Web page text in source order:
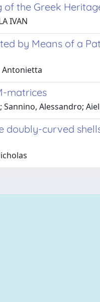
the Greek
IVAN
by Means of a
Antonietta
matrices
Sannino, Alessandro;
curved